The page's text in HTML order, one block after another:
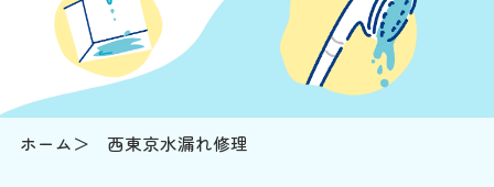
ホーム 西東京水漏れ修理